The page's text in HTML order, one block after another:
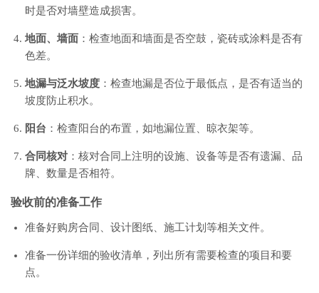
时是否对墙壁造成损害。
地面、墙面 ：检查地面和墙面是否空鼓，瓷砖或涂料是否有
色差。
地漏与泛水坡度 ：检查地漏是否位于最低点，是否有适当的
坡度防止积水。
阳台 ：检查阳台的布置，如地漏位置、晾衣架等。
合同核对 ：核对合同上注明的设施、设备等是否有遗漏、品
牌、数量是否相符。
验收前的准备工作
准备好购房合同、设计图纸、施工计划等相关文件。
准备一份详细的验收清单，列出所有需要检查的项目和要
点。